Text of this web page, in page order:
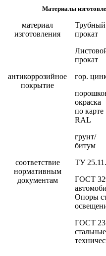
Материалы
материал
изготовления
Трубный
прокат
прокат
антикоррозийное
покрытие
гор.
окраска
по карте
RAL
грунт/
битум
соответствие
нормативным
документам
ТУ
ГОСТ
Опоры
ГОСТ